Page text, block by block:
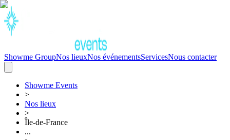
Showme GroupNos lieuxNos événementsServicesNous contacter
Showme Events
>
Nos lieux
>
Île-de-France
...